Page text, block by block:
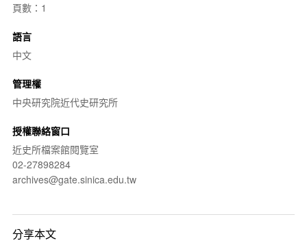
頁數：1
語言
中文
管理權
中央研究院近代史研究所
授權聯絡窗口
近史所檔案館閱覽室
02-27898284
archives@gate.sinica.edu.tw
分享本文